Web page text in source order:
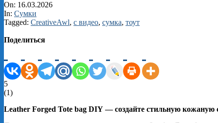
On: 16.03.2026
In: Сумки
Tagged: CreativeAwl, с видео, сумка, тоут
Поделиться
5
(1)
Leather Forged Tote bag DIY— создайте стильную кожаную